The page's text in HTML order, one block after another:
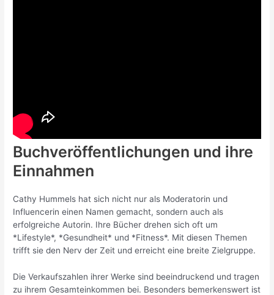
Buchveröffentlichungen und ihre
Einnahmen
Cathy Hummels hat sich nicht nur als Moderatorin und
Influencerin einen Namen gemacht, sondern auch als
erfolgreiche Autorin. Ihre Bücher drehen sich oft um
*Lifestyle*, *Gesundheit* und *Fitness*. Mit diesen Themen
trifft sie den Nerv der Zeit und erreicht eine breite Zielgruppe.
Die Verkaufszahlen ihrer Werke sind beeindruckend und tragen
zu ihrem Gesamteinkommen bei. Besonders bemerkenswert ist